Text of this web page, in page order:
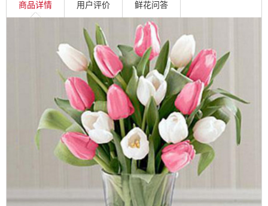
商品详情 用户评价 鲜花问答